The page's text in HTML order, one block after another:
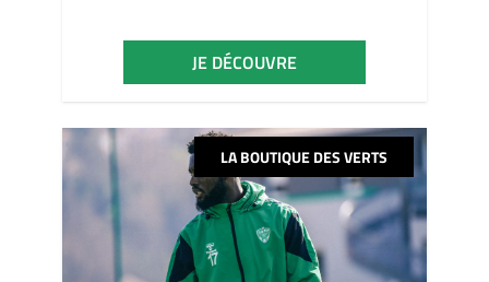
JE DÉCOUVRE
LA BOUTIQUE DES VERTS